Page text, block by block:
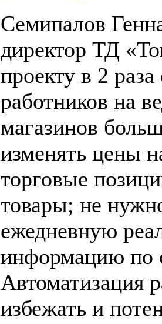
Семипалов
директор ТД
проекту в 2
работников на
магазинов
изменять цены
торговые
товары; не
ежедневную
информацию по
Автоматизация
избежать и